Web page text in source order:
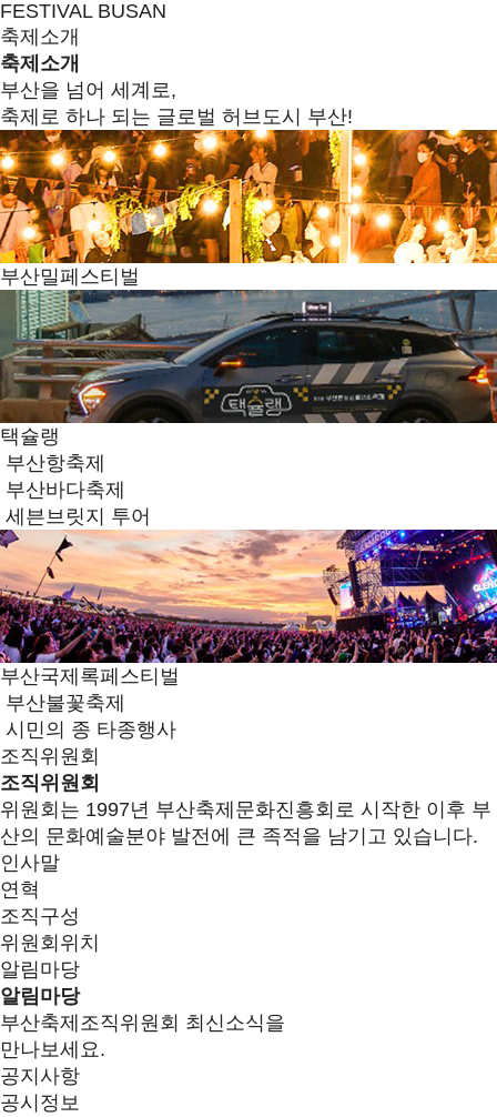
FESTIVAL BUSAN
축제소개
축제소개
부산을 넘어 세계로,
축제로 하나 되는 글로벌 허브도시 부산!
부산밀페스티벌
택슐랭
부산항축제
부산바다축제
세븐브릿지 투어
부산국제록페스티벌
부산불꽃축제
시민의 종 타종행사
조직위원회
조직위원회
위원회는 1997년 부산축제문화진흥회로 시작한 이후 부
산의 문화예술분야 발전에 큰 족적을 남기고 있습니다.
인사말
연혁
조직구성
위원회위치
알림마당
알림마당
부산축제조직위원회 최신소식을
만나보세요.
공지사항
공시정보